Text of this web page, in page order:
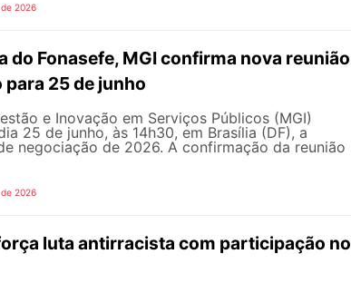
2026
do Fonasefe, MGI confirma nova reunião
25 de junho
e Inovação em Serviços Públicos (MGI)
25 de junho, às 14h30, em Brasília (DF), a
negociação de 2026. A confirmação da reunião
2026
luta antirracista com participação no